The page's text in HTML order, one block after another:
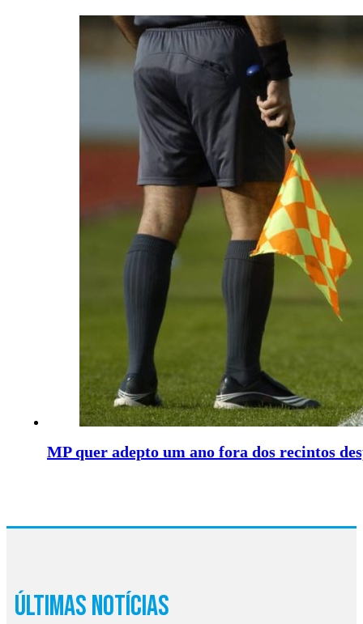
MP quer adepto um ano fora dos recintos
Últimas Notícias